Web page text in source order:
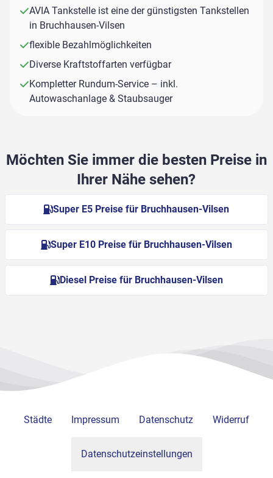
AVIA Tankstelle ist eine der günstigsten Tankstellen
in Bruchhausen-Vilsen
flexible Bezahlmöglichkeiten
Diverse Kraftstoffarten verfügbar
Kompletter Rundum-Service – inkl.
Autowaschanlage & Staubsauger
Möchten Sie immer die besten Preise in
Ihrer Nähe sehen?
Super E5 Preise für Bruchhausen-Vilsen
Super E10 Preise für Bruchhausen-Vilsen
Diesel Preise für Bruchhausen-Vilsen
Städte Impressum Datenschutz Widerruf
Datenschutzeinstellungen